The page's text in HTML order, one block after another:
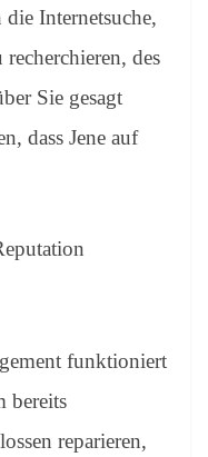
Internetsuche,
des
Sie gesagt
dass Jene auf
funktioniert
bereits
reparieren,